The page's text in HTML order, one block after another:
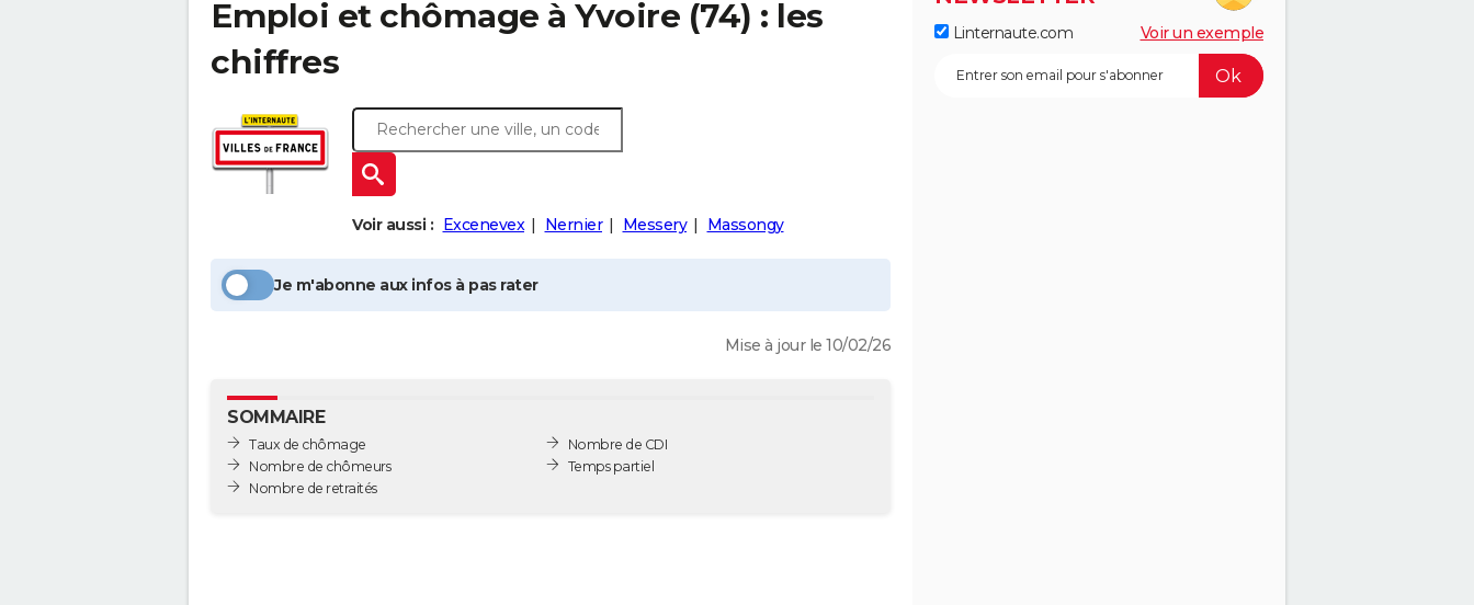
Emploi et chômage à Yvoire (74) : les
chiffres
Voir aussi : Excenevex Nernier Messery Massongy
Je m'abonne aux infos à pas rater
Mise à jour le 10/02/26
SOMMAIRE
Taux de chômage
Nombre de chômeurs
Nombre de retraités
Nombre de CDI
Temps partiel
Linternaute.com Voir un exemple